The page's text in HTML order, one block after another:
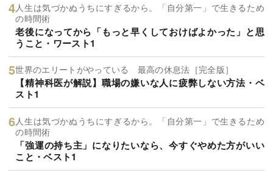
人生は気づかぬうちにすぎるから。「自分第一」で生きるため
の時間術
老後になってから「もっと早くしておけばよかった」と思
うこと・ワースト1
世界のエリートがやっている 最高の休息法［完全版］
【精神科医が解説】職場の嫌いな人に疲弊しない方法・ベ
スト1
人生は気づかぬうちにすぎるから。「自分第一」で生きるため
の時間術
「強運の持ち主」になりたいなら、今すぐやめた方がいい
こと・ベスト1